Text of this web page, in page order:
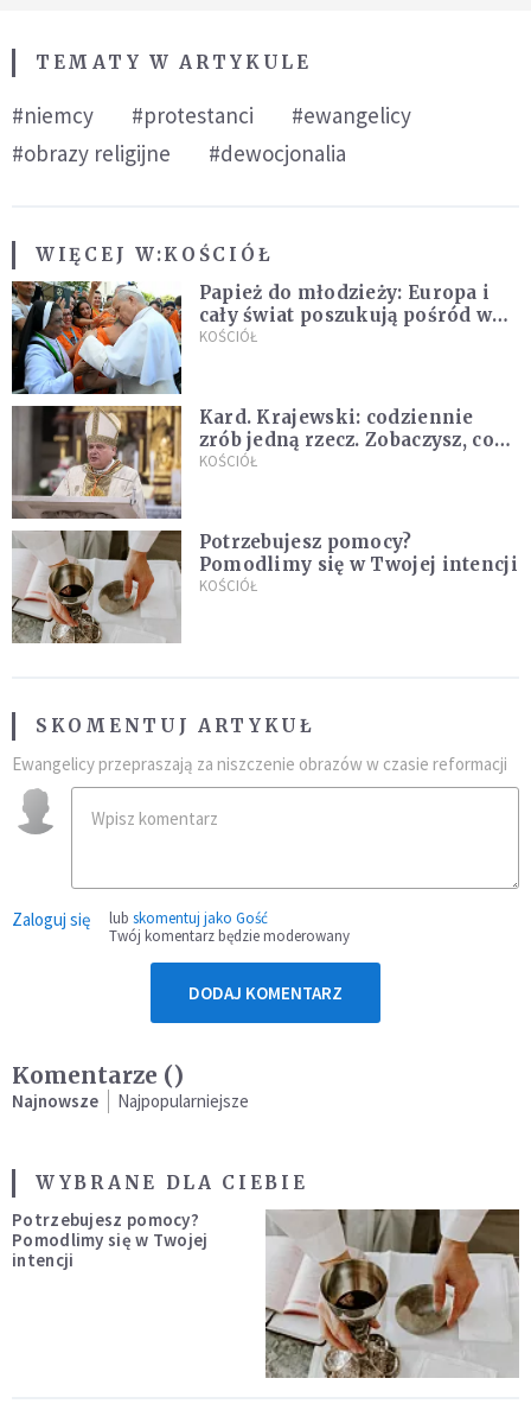
TEMATY W ARTYKULE
#niemcy #protestanci
#ewangelicy
#obrazy religijne
#dewocjonalia
WIĘCEJ W:KOŚCIÓŁ
Papież do młodzieży: Europa i
cały świat poszukują pośród was
nowych świętych
KOŚCIÓŁ
Kard. Krajewski: codziennie
zrób jedną rzecz. Zobaczysz, co
stanie się z twoim życiem
KOŚCIÓŁ
Potrzebujesz pomocy?
Pomodlimy się w Twojej intencji
KOŚCIÓŁ
SKOMENTUJ ARTYKUŁ
Ewangelicy przepraszają za niszczenie obrazów w czasie reformacji
Zaloguj się lub skomentuj jako Gość
Twój komentarz będzie moderowany
DODAJ KOMENTARZ
Komentarze ()
Najnowsze Najpopularniejsze
WYBRANE DLA CIEBIE
Potrzebujesz pomocy?
Pomodlimy się w Twojej
intencji